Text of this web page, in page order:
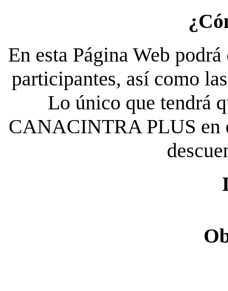
En esta Página Web
participantes, así como
Lo único que tendrá
CANACINTRA PLUS en